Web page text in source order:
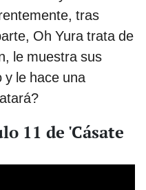
tras
Oh Yura trata de
le muestra sus
y le hace una
11 de 'Cásate